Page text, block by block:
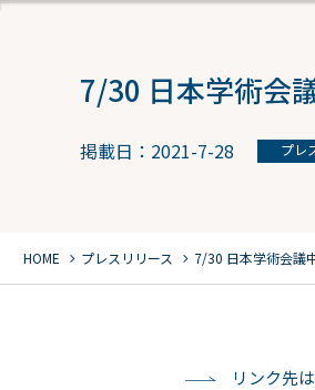
7/30 日本学術会
掲載日：2021-7-28 プレ
HOME chevron_right プレスリリース chevron_right 7/30 日本学術会議
リンク先